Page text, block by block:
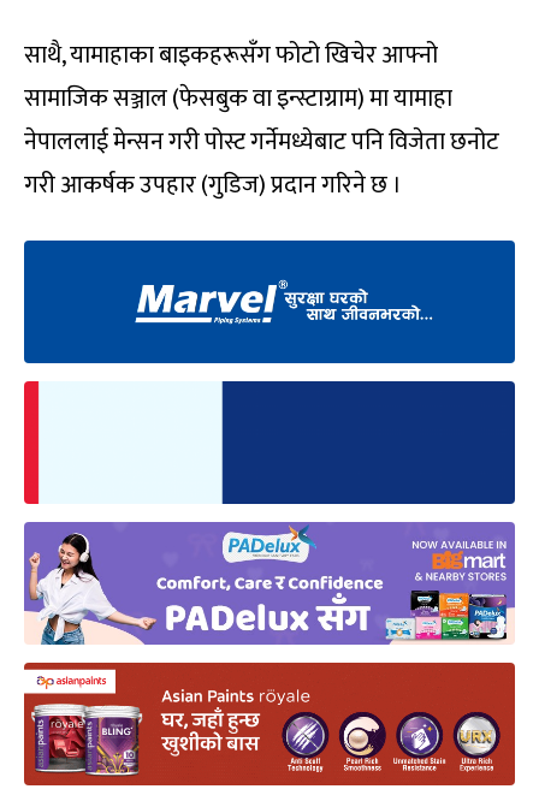
साथै, यामाहाका बाइकहरूसँग फोटो खिचेर आफ्नो
सामाजिक सञ्जाल (फेसबुक वा इन्स्टाग्राम) मा यामाहा
नेपाललाई मेन्सन गरी पोस्ट गर्नेमध्येबाट पनि विजेता छनोट
गरी आकर्षक उपहार (गुडिज) प्रदान गरिने छ ।